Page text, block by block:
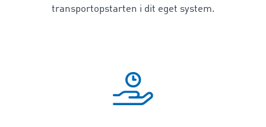
transportopstarten i dit eget system.